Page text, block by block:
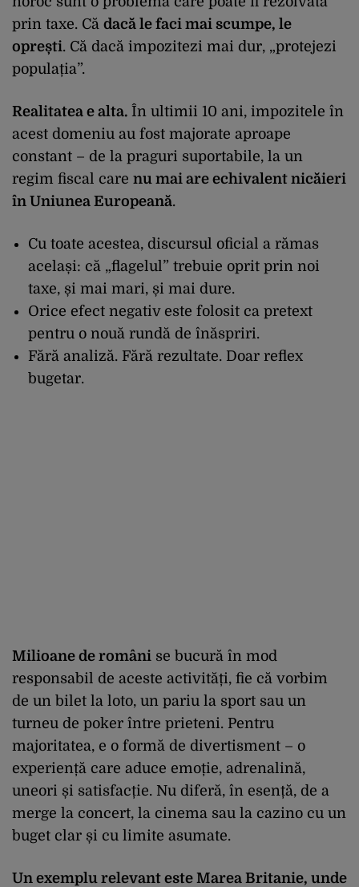
prin taxe. Că dacă le faci mai scumpe, le
oprești. Că dacă impozitezi mai dur, „protejezi
populația”.
Realitatea e alta. În ultimii 10 ani, impozitele în
acest domeniu au fost majorate aproape
constant – de la praguri suportabile, la un
regim fiscal care nu mai are echivalent nicăieri
în Uniunea Europeană.
Cu toate acestea, discursul oficial a rămas
același: că „flagelul” trebuie oprit prin noi
taxe, și mai mari, și mai dure.
Orice efect negativ este folosit ca pretext
pentru o nouă rundă de înăspriri.
Fără analiză. Fără rezultate. Doar reflex
bugetar.
Milioane de români se bucură în mod
responsabil de aceste activități, fie că vorbim
de un bilet la loto, un pariu la sport sau un
turneu de poker între prieteni. Pentru
majoritatea, e o formă de divertisment – o
experiență care aduce emoție, adrenalină,
uneori și satisfacție. Nu diferă, în esență, de a
merge la concert, la cinema sau la cazino cu un
buget clar și cu limite asumate.
Un exemplu relevant este Marea Britanie, unde